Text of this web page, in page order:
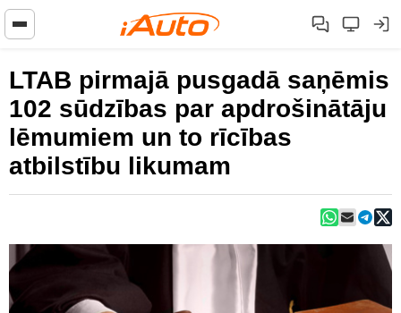
LTAB pirmajā pusgadā saņēmis
102 sūdzības par apdrošinātāju
lēmumiem un to rīcības
atbilstību likumam